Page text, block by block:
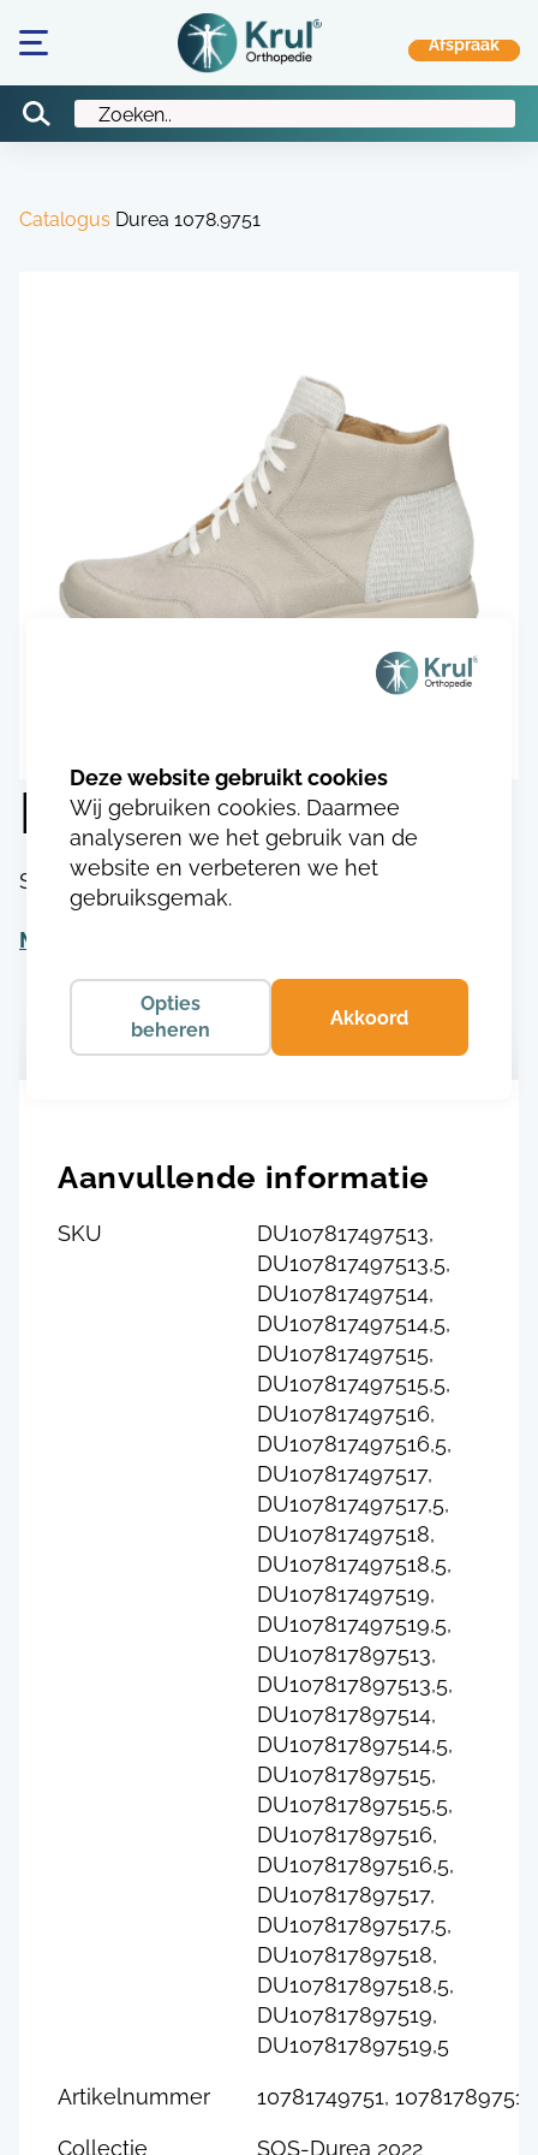
Catalogus Durea 1078.9751
Durea 1078.9751
SKU: DU107817497513
Meer informatie
Aanvullende informatie
SKU
DU107817497513,
DU107817497513,5,
DU107817497514,
DU107817497514,5,
DU107817497515,
DU107817497515,5,
DU107817497516,
DU107817497516,5,
DU107817497517,
DU107817497517,5,
DU107817497518,
DU107817497518,5,
DU107817497519,
DU107817497519,5,
DU107817897513,
DU107817897513,5,
DU107817897514,
DU107817897514,5,
DU107817897515,
DU107817897515,5,
DU107817897516,
DU107817897516,5,
DU107817897517,
DU107817897517,5,
DU107817897518,
DU107817897518,5,
DU107817897519,
DU107817897519,5
Artikelnummer 10781749751, 10781789751
Collectie SOS-Durea 2022
Wij gebruiken cookies. Daarmee
analyseren we het gebruik van de
website en verbeteren we het
gebruiksgemak.
Opties
beheren
Akkoord